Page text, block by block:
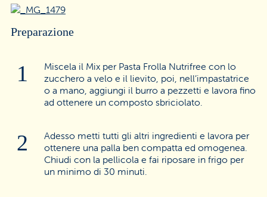
Preparazione
Miscela il Mix per Pasta Frolla Nutrifree con lo
zucchero a velo e il lievito, poi, nell’impastatrice
o a mano, aggiungi il burro a pezzetti e lavora fino
ad ottenere un composto sbriciolato.
Adesso metti tutti gli altri ingredienti e lavora per
ottenere una palla ben compatta ed omogenea.
Chiudi con la pellicola e fai riposare in frigo per
un minimo di 30 minuti.